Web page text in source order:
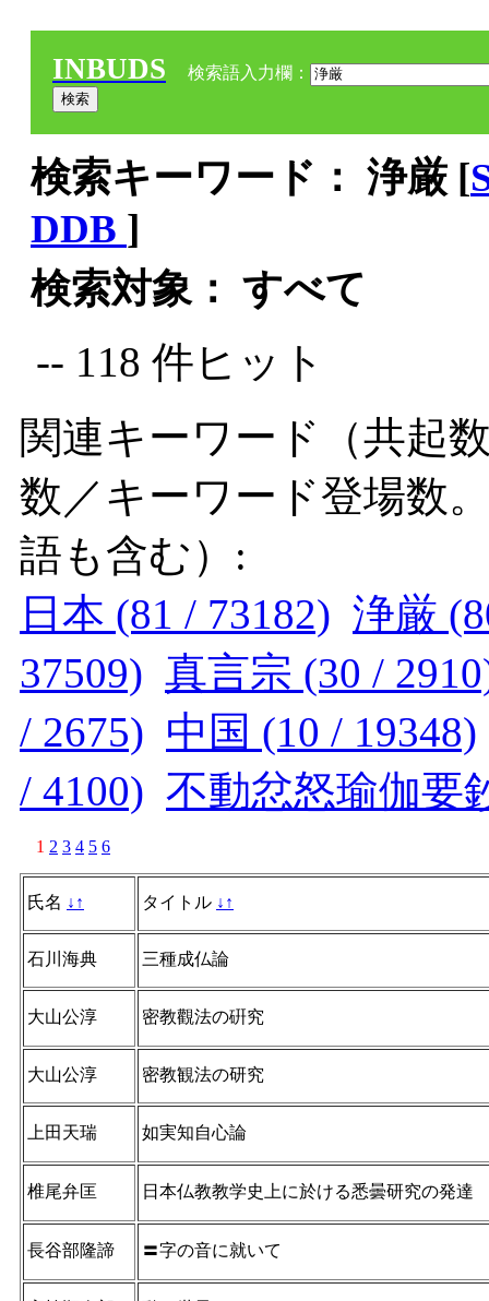
INBUDS 検索語入力欄：
検索キーワード： 浄厳 [
DDB ]
検索対象： すべて
-- 118 件ヒット
関連キーワード（共起
数／キーワード登場数
語も含む）:
日本 (81 / 73182) 浄厳
37509) 真言宗 (30 /
/ 2675) 中国 (10 / 19348)
/ 4100) 不動忿怒瑜伽要
1 2 3 4 5 6
氏名 ↓ ↑ タイトル ↓ ↑
石川海典 三種成仏論
大山公淳 密教觀法の硏究
大山公淳 密教観法の研究
上田天瑞 如実知自心論
椎尾弁匡 日本仏教教学史上に於ける悉曇研究の発達
長谷部隆諦 〓字の音に就いて